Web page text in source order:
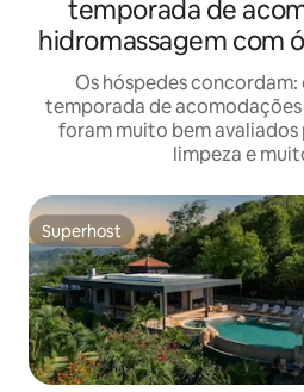
temporada de
hidromassagem com
Os hóspedes
temporada de
foram muito bem avaliados
limpeza e
Superhost
Superhost